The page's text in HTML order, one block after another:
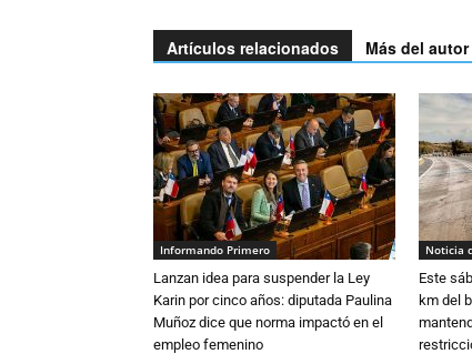
Artículos relacionados Más del autor
Informando Primero
Lanzan idea para suspender la Ley
Karin por cinco años: diputada Paulina
Muñoz dice que norma impactó en el
empleo femenino
Noticia
Este
km del